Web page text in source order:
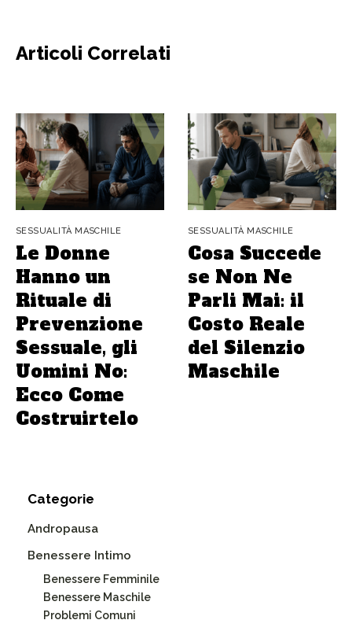
Articoli Correlati
SESSUALITÀ MASCHILE
Le Donne
Hanno un
Rituale di
Prevenzione
Sessuale, gli
Uomini No:
Ecco Come
Costruirtelo
SESSUALITÀ MASCHILE
Cosa Succede
se Non Ne
Parli Mai: il
Costo Reale
del Silenzio
Maschile
Categorie
Andropausa
Benessere Intimo
Benessere Femminile
Benessere Maschile
Problemi Comuni